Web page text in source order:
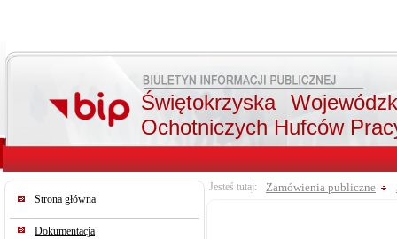
Świętokrzyska
Ochotniczych Hufców
Strona główna
Dokumentacja
Jesteś tutaj: Zamówienia publiczne